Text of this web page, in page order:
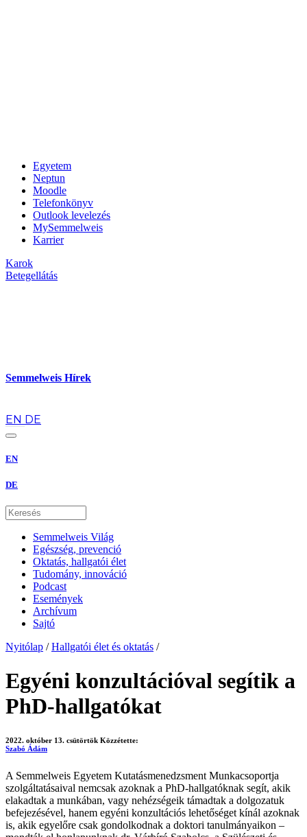
Egyetem
Neptun
Moodle
Telefonkönyv
Outlook levelezés
MySemmelweis
Karrier
Karok
Betegellátás
Semmelweis Hírek
EN DE
EN
DE
Semmelweis Világ
Egészség, prevenció
Oktatás, hallgatói élet
Tudomány, innováció
Podcast
Események
Archívum
Sajtó
Nyitólap / Hallgatói élet és oktatás /
Egyéni konzultációval segítik a
PhD-hallgatókat
2022. október 13. csütörtök Közzétette:
Szabó Ádám
A Semmelweis Egyetem Kutatásmenedzsment Munkacsoportja
szolgáltatásaival nemcsak azoknak a PhD-hallgatóknak segít, akik
elakadtak a munkában, vagy nehézségeik támadtak a dolgozatuk
befejezésével, hanem egyéni konzultációs lehetőséget kínál azoknak
is, akik egyelőre csak gondolkodnak a doktori tanulmányaikon –